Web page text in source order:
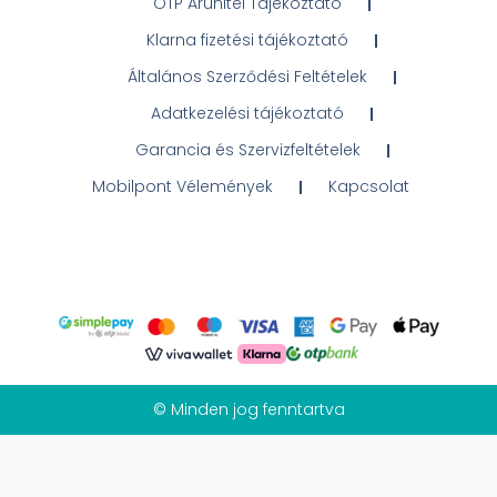
Klarna fizetési tájékoztató
Általános Szerződési Feltételek
Adatkezelési tájékoztató
Garancia és Szervizfeltételek
Mobilpont Vélemények
Kapcsolat
© Minden jog fenntartva